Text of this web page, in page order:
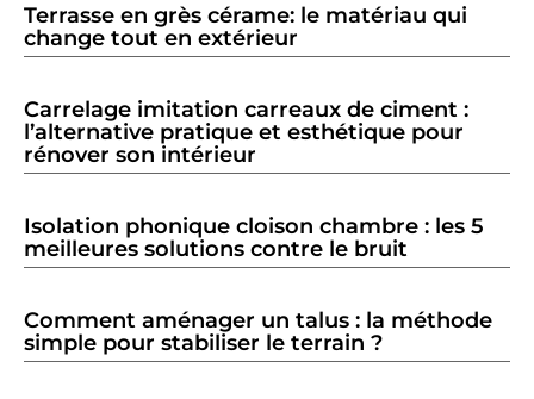
Terrasse en grès cérame: le matériau qui
change tout en extérieur
Carrelage imitation carreaux de ciment :
l’alternative pratique et esthétique pour
rénover son intérieur
Isolation phonique cloison chambre : les 5
meilleures solutions contre le bruit
Comment aménager un talus : la méthode
simple pour stabiliser le terrain ?